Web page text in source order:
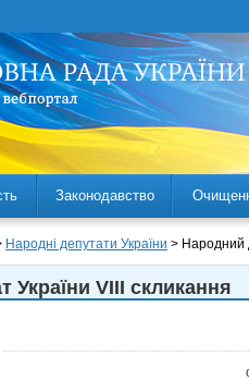
Законодавство
Народні депутати України > Народний
України VIII скликання